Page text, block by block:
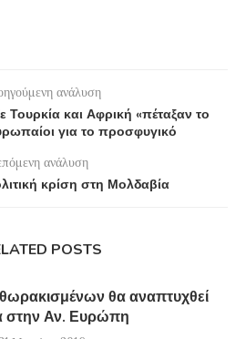
ανάλυση
και Αφρική «πέταξαν το
για το προσφυγικό
ανάλυση
κρίση στη Μολδαβία
POSTS
θα αναπτυχθεί
στην Αν. Ευρώπη